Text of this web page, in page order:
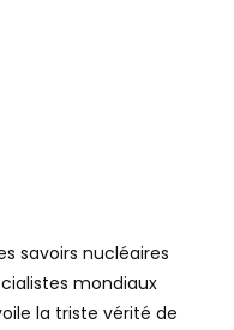
savoirs nucléaires
mondiaux
la triste vérité de